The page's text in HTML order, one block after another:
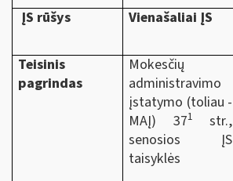
ĮS rūšys Vienašaliai ĮS
Teisinis
pagrindas
Mokesčių
administravimo
įstatymo (toliau -
MAĮ) 371
str.,
senosios ĮS
taisyklės